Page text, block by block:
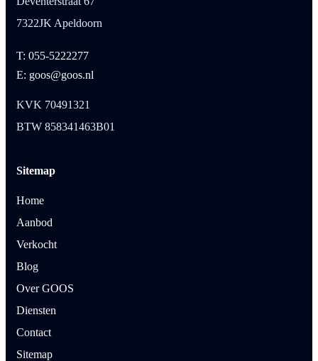
7322JK Apeldoorn
T: 055-5222277
E: goos@goos.nl
KVK 70491321
BTW 858341463B01
Sitemap
Home
Aanbod
Verkocht
Blog
Over GOOS
Diensten
Contact
Sitemap